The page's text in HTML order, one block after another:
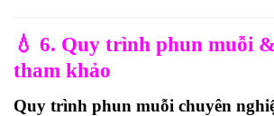
💧 6. Quy trình phun muỗi
tham khảo
Quy trình phun muỗi chuyên